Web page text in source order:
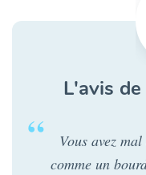
L'avis
Vous avez
comme un